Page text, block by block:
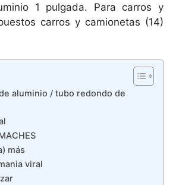
1 pulgada. Para carros y
carros y camionetas (14)
aluminio / tubo redondo de
más
viral